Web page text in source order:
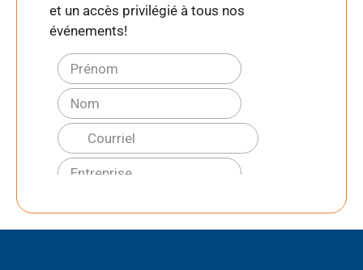
et un accès privilégié à tous nos
événements!